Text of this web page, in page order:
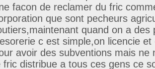
facon de reclamer du fric
que sont pecheurs
quand on a des
c est simple,on licencie
avoir des subventions mais ne
fric distribue a tous ces gens ce